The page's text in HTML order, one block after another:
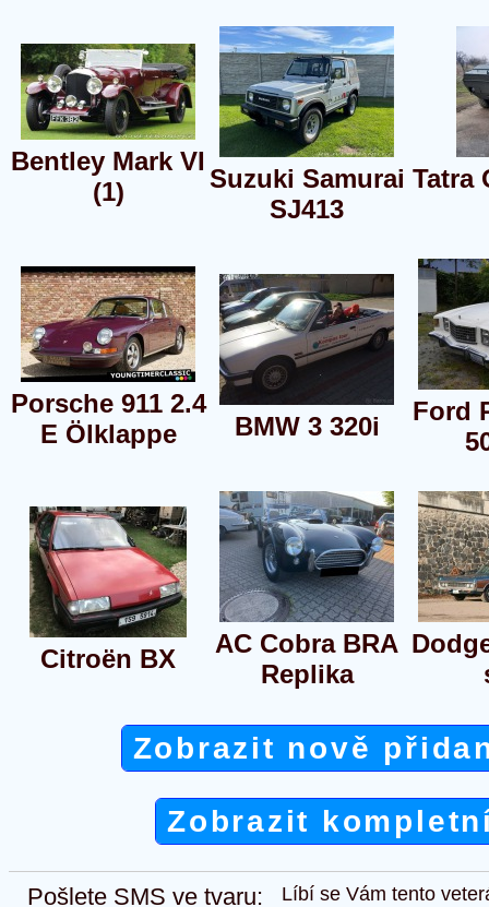
Bentley Mark VI
(1)
Suzuki Samurai
SJ413
Tatra
Porsche 911 2.4
E Ölklappe
BMW 3 320i
Ford
Citroën BX
AC Cobra BRA
Replika
Zobrazit nově
Zobrazit
Pošlete SMS ve tvaru:
Líbí se Vám tento